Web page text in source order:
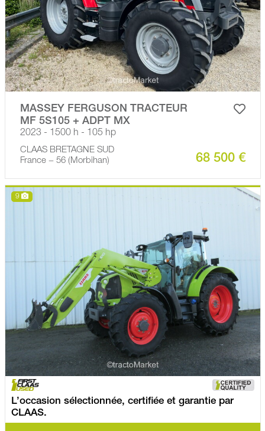
MASSEY FERGUSON TRACTEUR
MF 5S105 + ADPT MX
2023 - 1500 h - 105 hp
CLAAS BRETAGNE SUD
France − 56 (Morbihan)
68 500 €
9
L’occasion sélectionnée, certifiée et garantie par
CLAAS.